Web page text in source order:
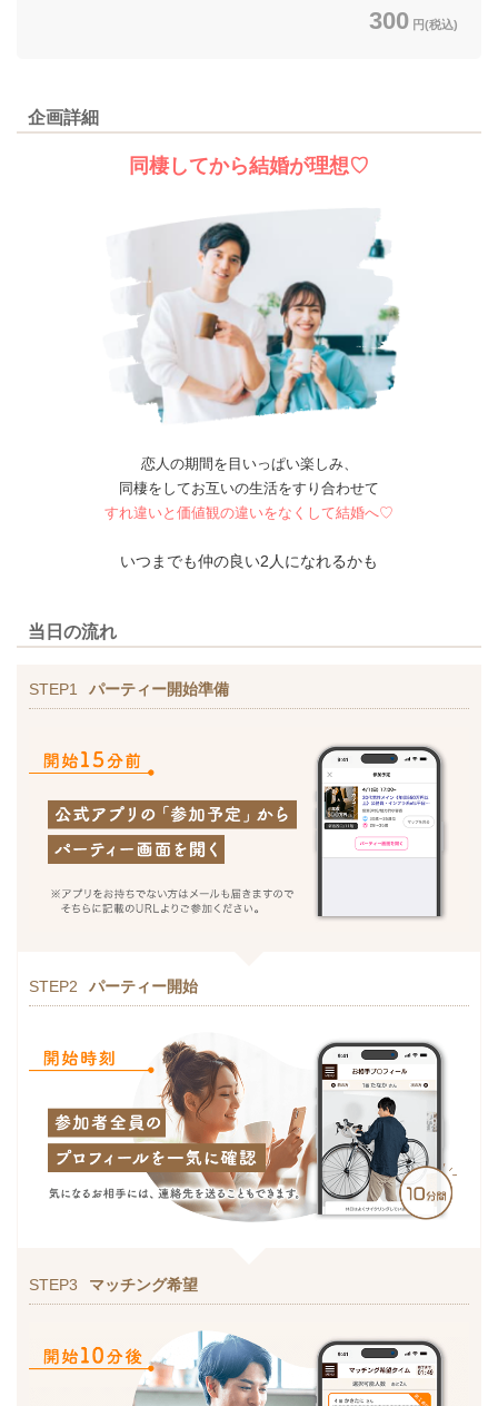
300 円(税込)
企画詳細
同棲してから結婚が理想♡
恋人の期間を目いっぱい楽しみ、
同棲をしてお互いの生活をすり合わせて
すれ違いと価値観の違いをなくして結婚へ♡
いつまでも仲の良い2人になれるかも
当日の流れ
STEP1 パーティー開始準備
STEP2 パーティー開始
STEP3 マッチング希望